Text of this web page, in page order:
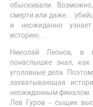
обыскивали.
смерти или даже…
и неожиданно
историю…
Николай Леонов, в
понаслышке знал,
уголовные дела.
захватывающая
неожиданным финалом.
Лев Гуров – сыщик